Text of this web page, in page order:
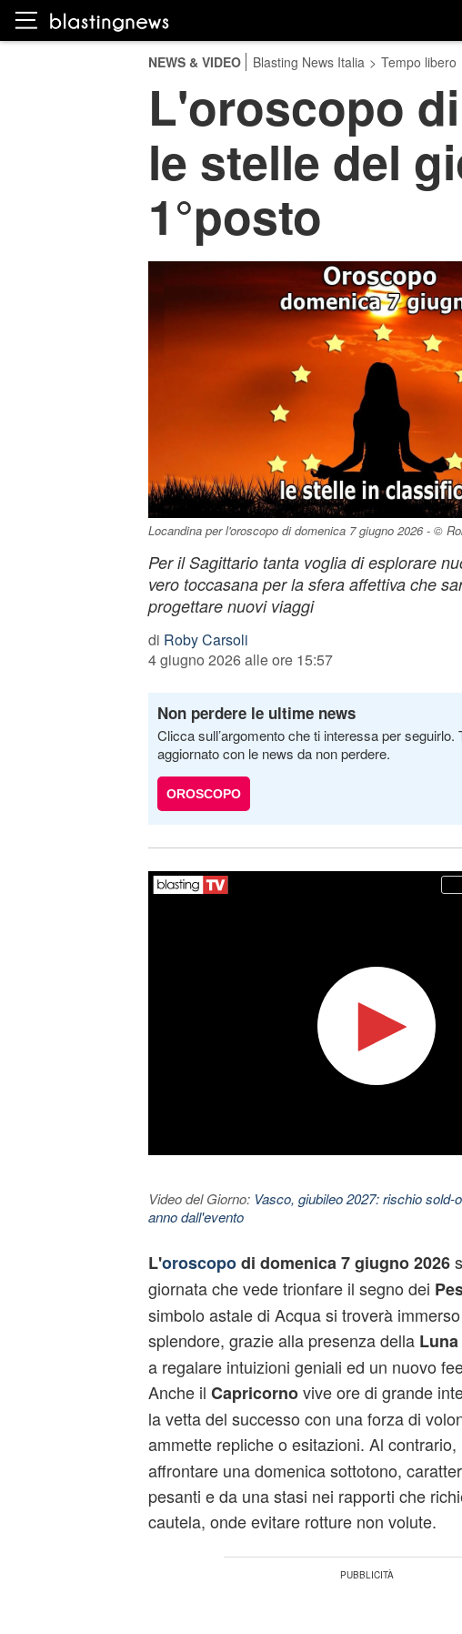
NEWS & VIDEO Blasting News Italia > Tempo libero
L'oroscopo
le stelle del
1°posto
Locandina per l'oroscopo di domenica 7 giugno 2026 - ©
Per il Sagittario tanta voglia di esplorare
vero toccasana per la sfera affettiva che
progettare nuovi viaggi
di Roby Carsoli
4 giugno 2026 alle ore 15:57
Non perdere le ultime news
Clicca sull’argomento che ti interessa per seguirlo.
aggiornato con le news da non perdere.
OROSCOPO
Video del Giorno: Vasco, giubileo 2027: rischio sold-
anno dall'evento
L'oroscopodi domenica 7 giugno 2026
giornata che vede trionfare il segno dei
simbolo astale di Acqua si troverà
splendore, grazie alla presenza della Luna
a regalare intuizioni geniali ed un nuovo
Anche il Capricornovive ore di grande
la vetta del successo con una forza di
ammette repliche o esitazioni. Al contrario,
affrontare una domenica sottotono,
pesanti e da una stasi nei rapporti che
cautela, onde evitare rotture non volute.